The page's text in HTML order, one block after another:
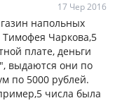
17 Чер 2016
напольных
Тимофея Чаркова,5
плате, деньги
выдаются они по
по 5000 рублей.
числа была